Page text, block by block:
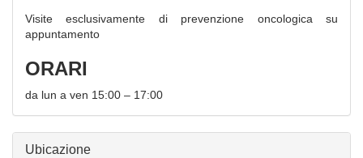
Visite esclusivamente di prevenzione oncologica su
appuntamento
ORARI
da lun a ven 15:00 – 17:00
Ubicazione